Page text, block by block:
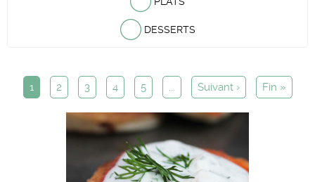
DESSERTS
1 2 3 4 5 ... Suivant › Fin »